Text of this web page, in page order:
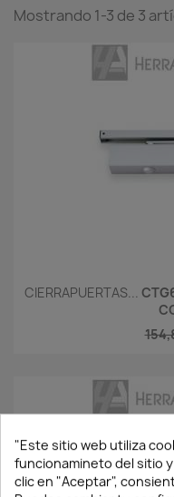
Mostrando 1-3 de 3
CIERRAPUERTAS...
"Este sitio web utiliza
funcionamineto del sitio
clic en "Aceptar",